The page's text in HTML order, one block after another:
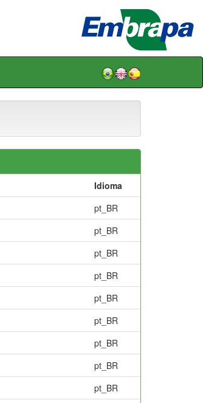
Idioma
pt_BR
pt_BR
pt_BR
pt_BR
pt_BR
pt_BR
pt_BR
pt_BR
pt_BR